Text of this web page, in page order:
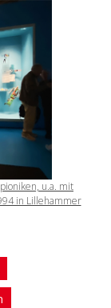
u.a. mit
in Lillehammer